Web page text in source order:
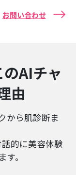
お問い合わせ
AIチャ
由
から肌診断ま
的に美容体験
。